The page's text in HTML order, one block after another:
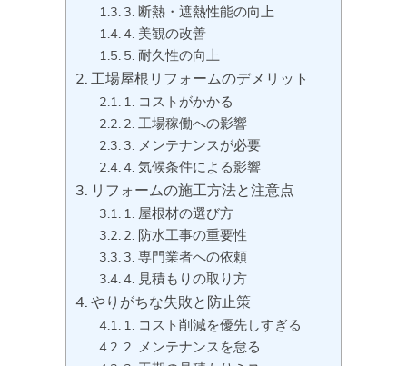
3. 断熱・遮熱性能の向上
4. 美観の改善
5. 耐久性の向上
工場屋根リフォームのデメリット
1. コストがかかる
2. 工場稼働への影響
3. メンテナンスが必要
4. 気候条件による影響
リフォームの施工方法と注意点
1. 屋根材の選び方
2. 防水工事の重要性
3. 専門業者への依頼
4. 見積もりの取り方
やりがちな失敗と防止策
1. コスト削減を優先しすぎる
2. メンテナンスを怠る